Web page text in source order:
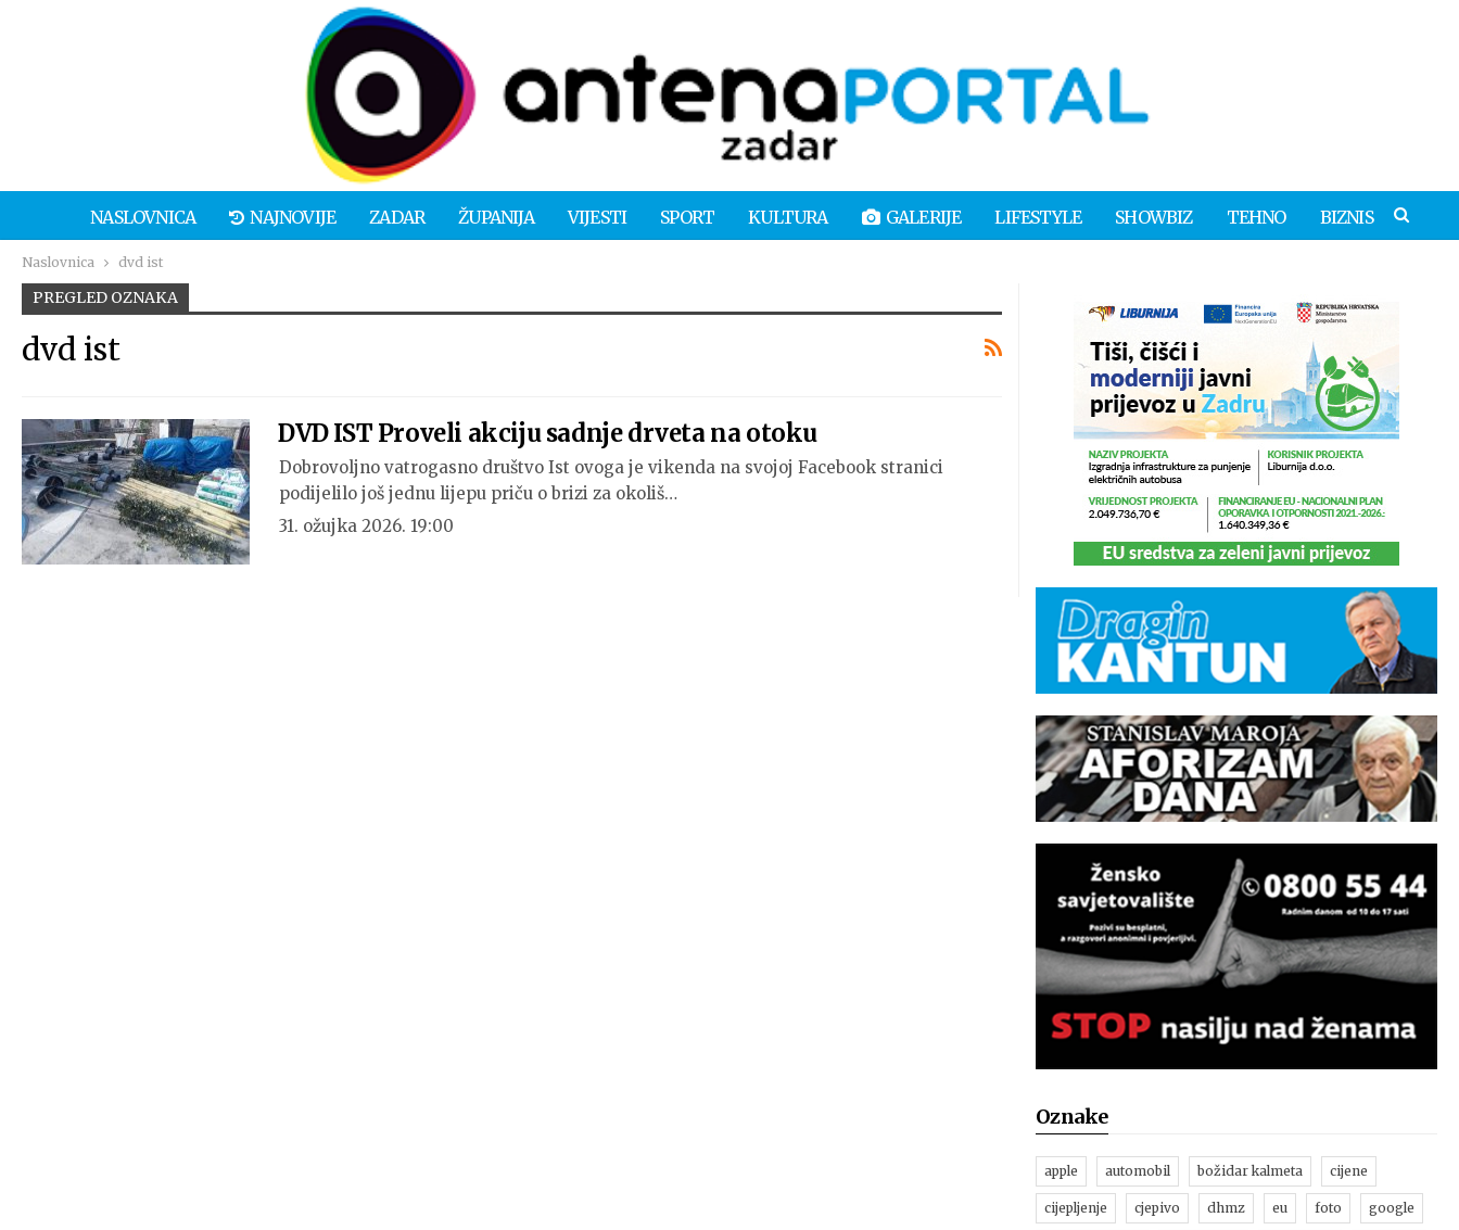
NASLOVNICA NAJNOVIJE ZADAR ŽUPANIJA VIJESTI SPORT KULTURA GALERIJE LIFESTYLE SHOWBIZ TEHNO BIZNIS
Naslovnica dvd ist
PREGLED OZNAKA
dvd ist
DVD IST Proveli akciju sadnje drveta na otoku
Dobrovoljno vatrogasno društvo Ist ovoga je vikenda na svojoj Facebook stranici
podijelilo još jednu lijepu priču o brizi za okoliš…
31. ožujka 2026. 19:00
Oznake
apple automobil božidar kalmeta cijene
cijepljenje cjepivo dhmz eu foto google